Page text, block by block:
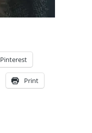
Pinterest
Print